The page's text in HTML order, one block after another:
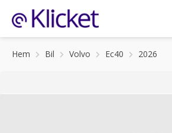
Hem Bil Volvo Ec40 2026